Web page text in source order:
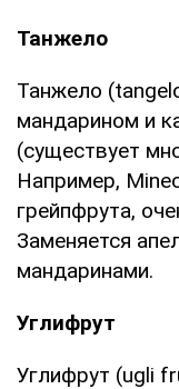
Танжело
Танжело
мандарином и
(существует
Например,
грейпфрута,
Заменяется
мандаринами.
Углифрут
Углифрут (ugli